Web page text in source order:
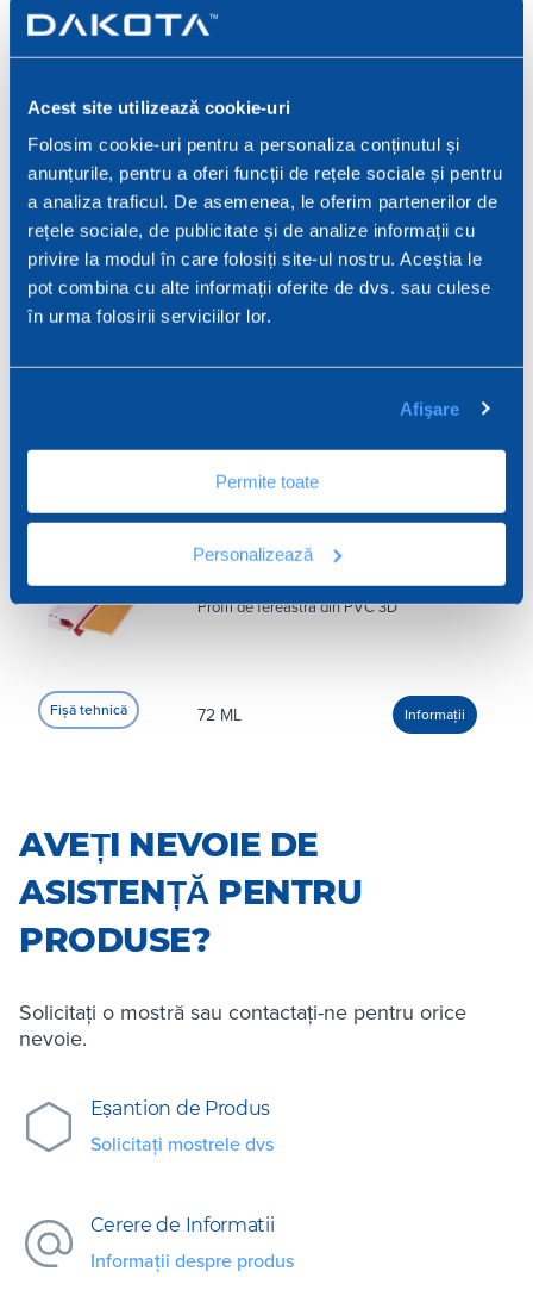
Acest site utilizează cookie-uri
Folosim cookie-uri pentru a personaliza conținutul și
anunțurile, pentru a oferi funcții de rețele sociale și pentru
a analiza traficul. De asemenea, le oferim partenerilor de
rețele sociale, de publicitate și de analize informații cu
privire la modul în care folosiți site-ul nostru. Aceștia le
pot combina cu alte informații oferite de dvs. sau culese
în urma folosirii serviciilor lor.
Afişare
Permite toate
Personalizează
Se utilizează pe rama ferestrei ca o fixare etanșă pe
foaia de tencuială. Acesta este echipat cu o clapetă de
protecție adezivă detașabilă care permite protejarea
sticlei în timpul netezitului.
Contribuie la reducerea punților termice și absoarbe
dilatarea.
ARTICOLE
Anzeige erweitern
ZIN33-1792
72 ML
Profil de fereastră din PVC 3D
72 ML
AVEȚI NEVOIE DE
ASISTENȚĂ PENTRU
PRODUSE?
Solicitați o mostră sau contactați-ne pentru orice
nevoie.
Eșantion de Produs
Solicitați mostrele dvs
Cerere de Informatii
Informații despre produs